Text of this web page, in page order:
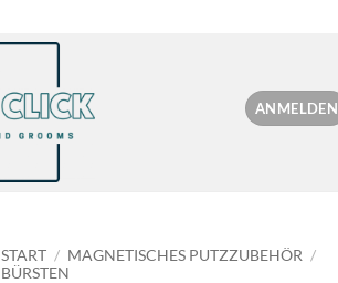
ANMELDEN
START / MAGNETISCHES PUTZZUBEHÖR /
BÜRSTEN